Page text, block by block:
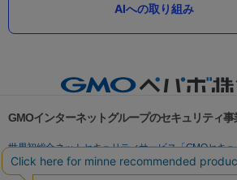
AIへの取り組み
GMOインターネットグループのセキュリティ事
世界初総合ネットセキュリティサービス「GMOセキュ
パスワード漏洩診断
Webサイトリスク診断